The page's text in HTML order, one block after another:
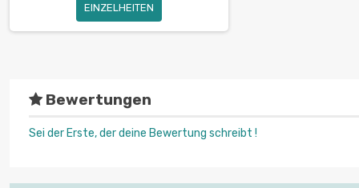
EINZELHEITEN
Bewertungen
Sei der Erste, der deine Bewertung schreibt !